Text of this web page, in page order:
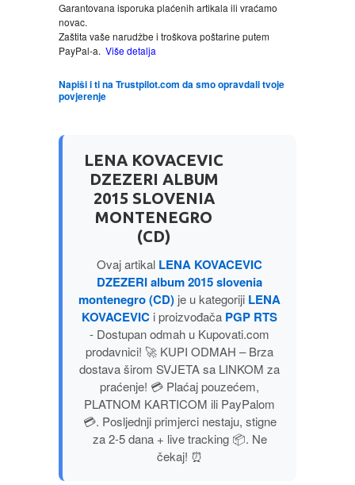
LJUBAVNI
NAUČNA FANTASTIKA
NAUKA
POEZIJA
POPULARNA PSIHOLOGIJA
PRIČE
PUBLICISTIKA
PUTOPISI
STRIP
Garantovana isporuka plaćenih artikala ili vraćamo
novac.
Zaštita vaše narudžbe i troškova poštarine putem
PayPal-a. Više detalja
Napiši i ti na Trustpilot.com da smo opravdali tvoje
povjerenje
LENA KOVACEVIC
DZEZERI ALBUM
2015 SLOVENIA
MONTENEGRO
(CD)
Ovaj artikal LENA KOVACEVIC
DZEZERI album 2015 slovenia
montenegro (CD) je u kategoriji LENA
KOVACEVIC i proizvođača PGP RTS
- Dostupan odmah u Kupovati.com
prodavnici! 🚀 KUPI ODMAH – Brza
dostava širom SVJETA sa LINKOM za
praćenje! 💳 Plaćaj pouzećem,
PLATNOM KARTICOM ili PayPalom
💳. Posljednji primjerci nestaju, stigne
za 2-5 dana + live tracking 📦. Ne
čekaj! ⏰